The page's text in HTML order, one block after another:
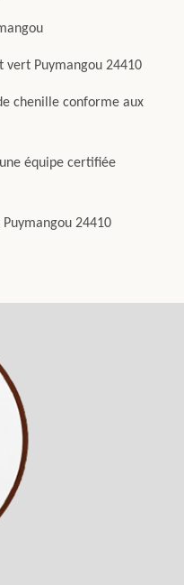
vert Puymangou 24410
chenille conforme aux
équipe certifiée
24410